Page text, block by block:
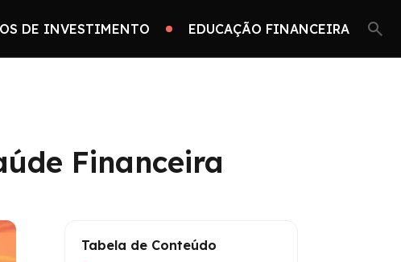
DE INVESTIMENTO EDUCAÇÃO FINANCEIRA
Financeira
Tabela de Conteúdo